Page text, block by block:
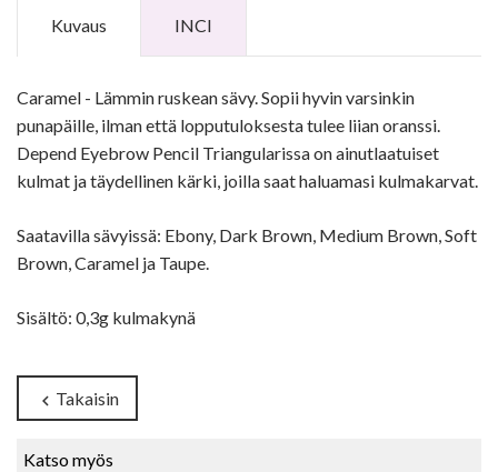
Kuvaus INCI
Caramel - Lämmin ruskean sävy. Sopii hyvin varsinkin
punapäille, ilman että lopputuloksesta tulee liian oranssi.
Depend Eyebrow Pencil Triangularissa on ainutlaatuiset
kulmat ja täydellinen kärki, joilla saat haluamasi kulmakarvat.
Saatavilla sävyissä: Ebony, Dark Brown, Medium Brown, Soft
Brown, Caramel ja Taupe.
Sisältö: 0,3g kulmakynä
chevron_left Takaisin
Katso myös